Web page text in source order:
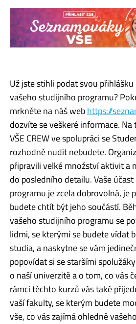
Už jste stihli podat svou
vašeho studijního programu?
mrkněte na náš webhttps://
dozvíte se veškeré informace.
VŠE CREW ve spolupráci se
rozhodně nudit nebudete.
připravili velké množství aktivit a
do posledního detailu. Vaše
programu je zcela dobrovolná, je
budete chtít být jeho součástí.
vašeho studijního programu se
lidmi, se kterými se budete vídat
studia, a naskytne se vám
popovídat si se staršími
o naší univerzitě a o tom, co vás
rámci těchto kurzů vás také
vaší fakulty, se kterým budete
vše, co vás zajímá ohledně